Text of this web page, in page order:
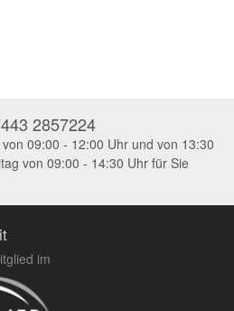
2857224
09:00 - 12:00 Uhr und von 13:30
von 09:00 - 14:30 Uhr für Sie
im